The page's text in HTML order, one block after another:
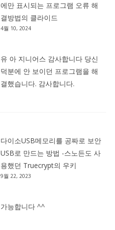
에만 표시되는 프로그램 오류 해
결방법의 클라이드
4월 10, 2024
유 아 지니어스 감사합니다 당신
덕분에 안 보이던 프로그램을 해
결했습니다. 감사합니다.
다이소USB메모리를 공짜로 보안
USB로 만드는 방법 -스노든도 사
용했던 Truecrypt의 우키
9월 22, 2023
가능합니다 ^^